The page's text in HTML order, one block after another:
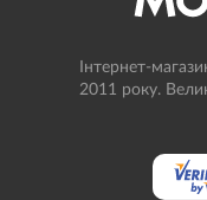
Інтернет-
2011 року.